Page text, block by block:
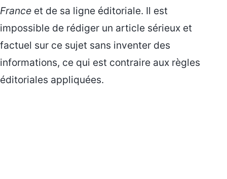
France et de sa ligne éditoriale. Il est
impossible de rédiger un article sérieux et
factuel sur ce sujet sans inventer des
informations, ce qui est contraire aux règles
éditoriales appliquées.